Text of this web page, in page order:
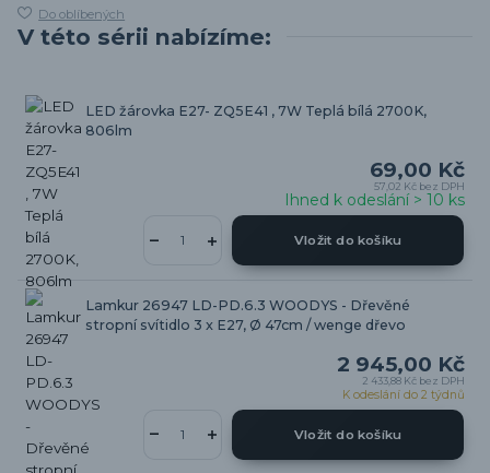
Do oblíbených
V této sérii nabízíme:
LED žárovka E27- ZQ5E41 , 7W Teplá bílá 2700K,
806lm
69,00 Kč
57,02 Kč bez DPH
Ihned k odeslání > 10 ks
Vložit do košíku
Lamkur 26947 LD-PD.6.3 WOODYS - Dřevěné
stropní svítidlo 3 x E27, Ø 47cm / wenge dřevo
2 945,00 Kč
2 433,88 Kč bez DPH
K odeslání do 2 týdnů
Vložit do košíku